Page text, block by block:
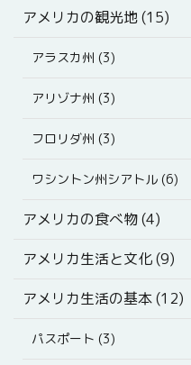
アメリカの観光地 (15)
アラスカ州 (3)
アリゾナ州 (3)
フロリダ州 (3)
ワシントン州シアトル (6)
アメリカの食べ物 (4)
アメリカ生活と文化 (9)
アメリカ生活の基本 (12)
パスポート (3)